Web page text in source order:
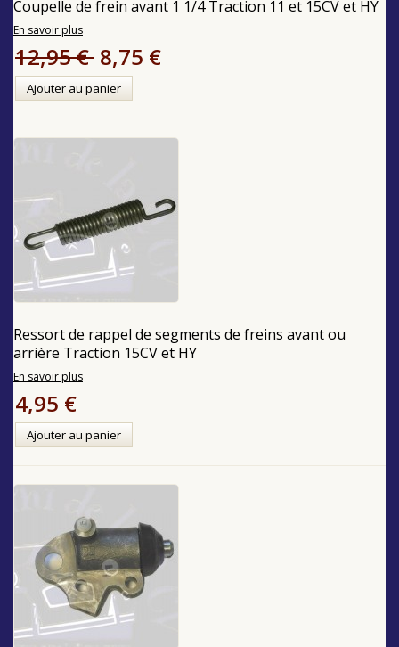
Coupelle de frein avant 1 1/4 Traction 11 et 15CV et HY
En savoir plus
12,95 € 8,75 €
Ajouter au panier
Ressort de rappel de segments de freins avant ou
arrière Traction 15CV et HY
En savoir plus
4,95 €
Ajouter au panier